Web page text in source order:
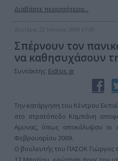
Διαβάστε περισσότερα...
Δευτέρα, 22 Ιουνίου 2009 07:00
Σπέρνουν τον
να καθησυχάσουν
Συντάκτης: Eidisis.gr
Την κατάργηση του Κέντρου
στο στρατόπεδο Καμπάνη
Αμυνας, όπως αποκάλυψαν οι
Φεβρουαρίου 2009.
Ο βουλευτής του ΠΑΣΟΚ Γιώργος